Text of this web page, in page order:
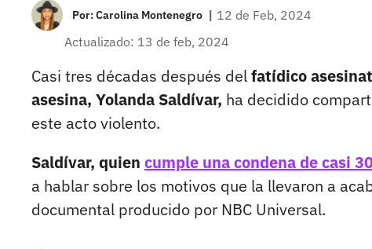
Por:Carolina Montenegro | 12 de Feb, 2024
Actualizado: 13 de feb, 2024
Casi tres décadas después delfatídico
asesina, Yolanda Saldívar, ha decidido
este acto violento.
Saldívar, quien cumple una condena de casi
a hablar sobre los motivos que la llevaron a
documental producido por NBC Universal.